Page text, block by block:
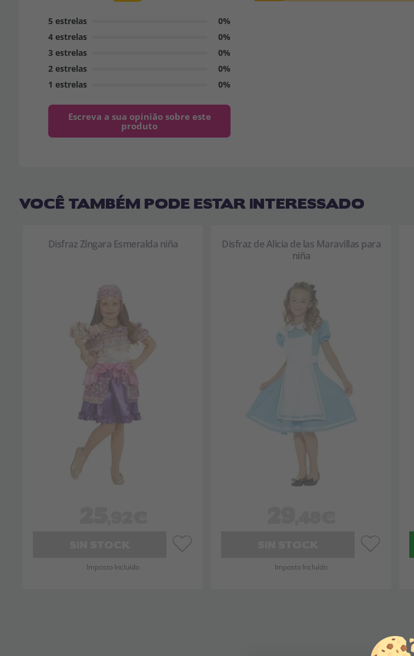
5 estrelas
0%
4 estrelas
0%
3 estrelas
0%
2 estrelas
0%
1 estrelas
0%
Escreva a sua opinião sobre este
produto
VOCÊ TAMBÉM PODE ESTAR INTERESSADO
Disfraz Zíngara Esmeralda niña
Imposto Incluído
Disfraz de Alicia de las Maravillas para
niña
Imposto Incluído